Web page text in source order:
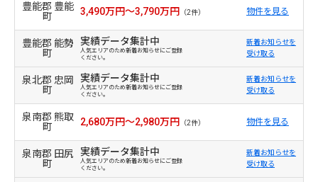
豊能郡 豊能
町
3,490万円～3,790万円 （2件） 物件を見る
豊能郡 能勢
町
実績データ集計中
人気エリアのため新着お知らせにご登録
ください。
新着お知らせを
受け取る
泉北郡 忠岡
町
実績データ集計中
人気エリアのため新着お知らせにご登録
ください。
新着お知らせを
受け取る
泉南郡 熊取
町
2,680万円～2,980万円 （2件） 物件を見る
泉南郡 田尻
町
実績データ集計中
人気エリアのため新着お知らせにご登録
ください。
新着お知らせを
受け取る